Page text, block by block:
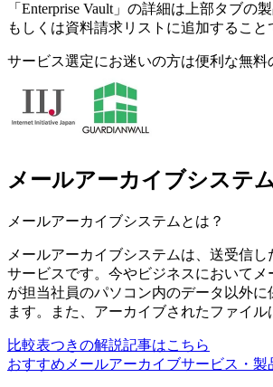
「 Enterprise Vault 」の詳細は上部タブの
もしくは資料請求リストに追加すること
サービス選定にお迷いの方は便利な無
メールアーカイブシステ
メールアーカイブシステム とは？
メールアーカイブシステムは、送受信
サービスです。今やビジネスにおいて
が担当社員のパソコン内のデータ以外
ます。また、アーカイブされたファイ
比較表つきの解説記事はこちら
おすすめメールアーカイブサービス・